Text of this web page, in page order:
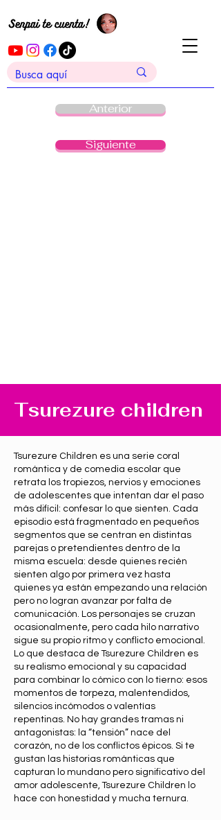
Anterior
Siguiente
Tsurezure children
Tsurezure Children es una serie coral
romántica y de comedia escolar que
retrata los tropiezos, nervios y emociones
de adolescentes que intentan dar el paso
más difícil: confesar lo que sienten. Cada
episodio está fragmentado en pequeños
segmentos que se centran en distintas
parejas o pretendientes dentro de la
misma escuela: desde quienes recién
sienten algo por primera vez hasta
quienes ya están empezando una relación
pero no logran avanzar por falta de
comunicación. Los personajes se cruzan
ocasionalmente, pero cada hilo narrativo
sigue su propio ritmo y conflicto emocional.
Lo que destaca de Tsurezure Children es
su realismo emocional y su capacidad
para combinar lo cómico con lo tierno: esos
momentos de torpeza, malentendidos,
silencios incómodos o valentías
repentinas. No hay grandes tramas ni
antagonistas: la “tensión” nace del
corazón, no de los conflictos épicos. Si te
gustan las historias románticas que
capturan lo mundano pero significativo del
amor adolescente, Tsurezure Children lo
hace con honestidad y mucha ternura.